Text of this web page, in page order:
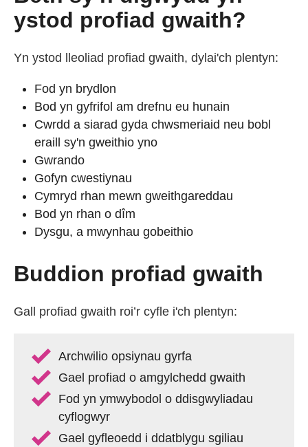
Gweithio i ni
Cysylltu â ni
ystod profiad gwaith?
Yn ystod lleoliad profiad gwaith, dylai'ch plentyn:
Fod yn brydlon
Bod yn gyfrifol am drefnu eu hunain
Cwrdd a siarad gyda chwsmeriaid neu bobl
eraill sy'n gweithio yno
Gwrando
Gofyn cwestiynau
Cymryd rhan mewn gweithgareddau
Bod yn rhan o dîm
Dysgu, a mwynhau gobeithio
Buddion profiad gwaith
Gall profiad gwaith roi’r cyfle i'ch plentyn:
Archwilio opsiynau gyrfa
Gael profiad o amgylchedd gwaith
Fod yn ymwybodol o ddisgwyliadau
cyflogwyr
Gael gyfleoedd i ddatblygu sgiliau